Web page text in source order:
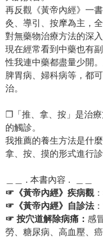
再反觀《黃帝內經》一
灸、導引、按摩為主，
對無藥物治療方法的深入
現在經常看到中藥也有
性我連中藥都盡量少開
脾胃病、婦科病等，都
治。
❐「推、拿、按」是治
的觸診。
我推薦的養生方法是什
拿、按、摸的形式進行
＿＿ . 本書內容 . ＿＿
☞ 《黃帝內經》疾病觀
☞ 《黃帝內經》自診法
☞ 按穴道解除病痛： 感
勞、糖尿病、高血壓、